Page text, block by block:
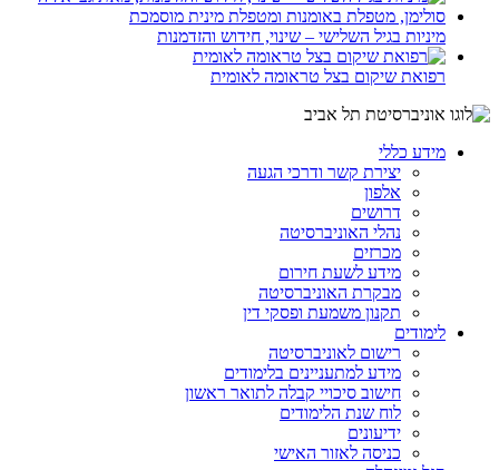
מיניות בגיל השלישי – שינוי, חידוש והזדמנות
רפואת שיקום בצל טראומה לאומית
מידע כללי
יצירת קשר ודרכי הגעה
אלפון
דרושים
נהלי האוניברסיטה
מכרזים
מידע לשעת חירום
מבקרת האוניברסיטה
תקנון משמעת ופסקי דין
לימודים
רישום לאוניברסיטה
מידע למתעניינים בלימודים
חישוב סיכויי קבלה לתואר ראשון
לוח שנת הלימודים
ידיעונים
כניסה לאזור האישי